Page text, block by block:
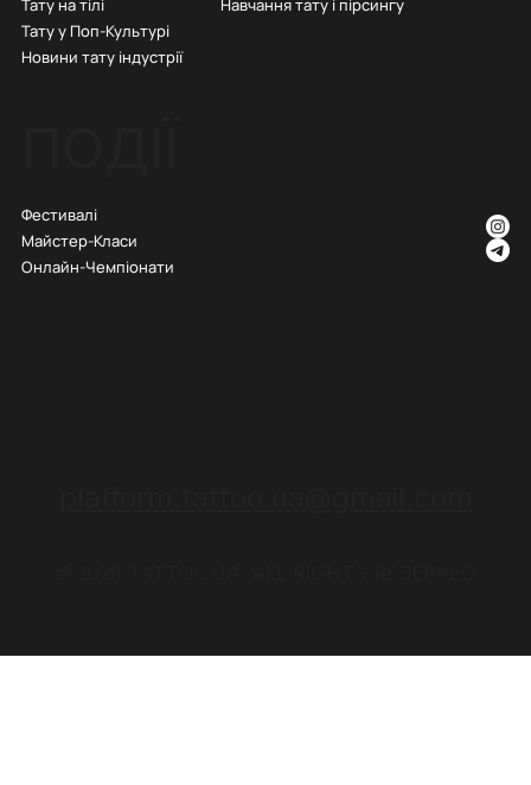
Тату на тілі
Тату у Поп-Культурі
Новини тату індустрії
Навчання тату і пірсингу
Фестивалі
Майстер-Класи
Онлайн-Чемпіонати